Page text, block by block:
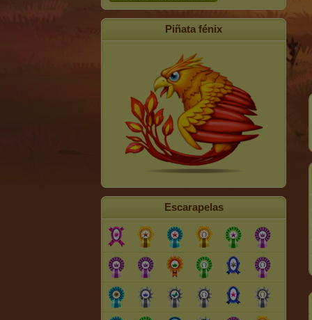
Piñata fénix
Escarapelas